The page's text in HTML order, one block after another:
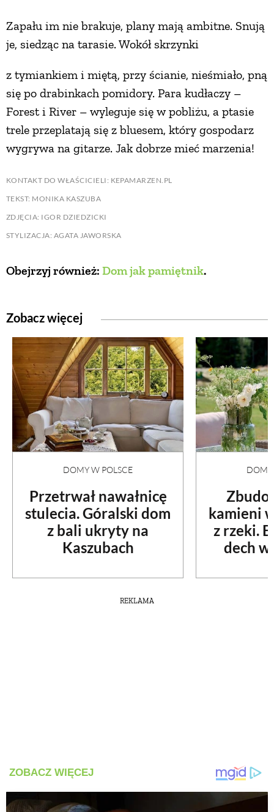
Zapału im nie brakuje, plany mają ambitne. Snują
je, siedząc na tarasie. Wokół skrzynki
z tymiankiem i miętą, przy ścianie, nieśmiało, pną
się po drabinkach pomidory. Para kudłaczy –
Forest i River – wyleguje się w pobliżu, a ptasie
trele przeplatają się z bluesem, który gospodarz
wygrywa na gitarze. Jak dobrze mieć marzenia!
KONTAKT DO WŁAŚCICIELI: KEPAMARZEN.PL
TEKST: MONIKA KASZUBA
ZDJĘCIA: IGOR DZIEDZICKI
STYLIZACJA: AGATA JAWORSKA
Obejrzyj również: Dom jak pamiętnik.
Zobacz więcej
DOMY W POLSCE
Przetrwał nawałnicę
stulecia. Góralski dom
z bali ukryty na
Kaszubach
DOMY
kamieni
z rzeki.
dech
REKLAMA